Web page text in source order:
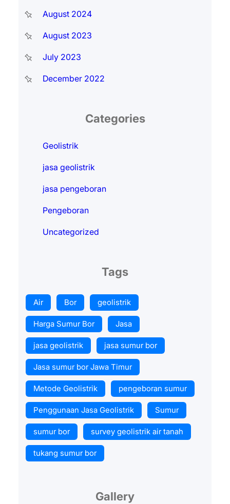
August 2024
August 2023
July 2023
December 2022
Categories
Geolistrik
jasa geolistrik
jasa pengeboran
Pengeboran
Uncategorized
Tags
Air Bor geolistrik
Harga Sumur Bor Jasa
jasa geolistrik jasa sumur bor
Jasa sumur bor Jawa Timur
Metode Geolistrik pengeboran sumur
Penggunaan Jasa Geolistrik Sumur
sumur bor survey geolistrik air tanah
tukang sumur bor
Gallery